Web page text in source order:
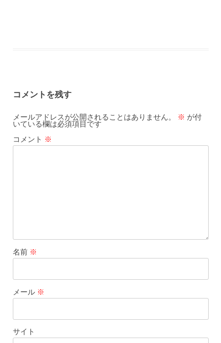
コメントを残す
メールアドレスが公開されることはありません。 ※ が付
いている欄は必須項目です
コメント ※
名前 ※
メール ※
サイト